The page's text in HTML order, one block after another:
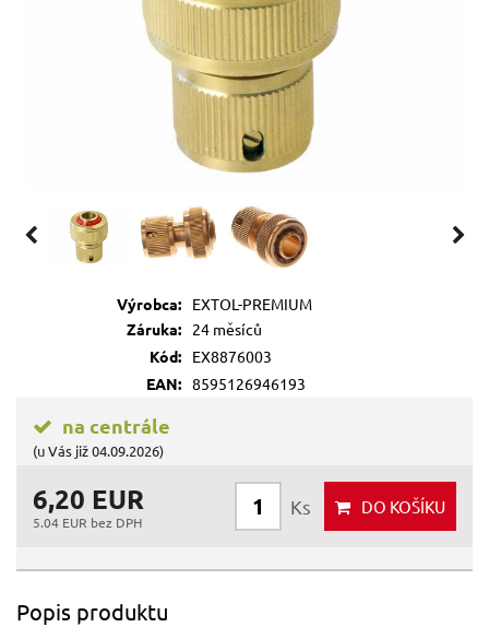
Výrobca:
EXTOL-PREMIUM
Záruka:
24 měsíců
Kód:
EX8876003
EAN: 8595126946193
na centrále
(u Vás již 04.09.2026)
6,20 EUR
5.04 EUR bez DPH
Ks DO KOŠÍKU
Popis produktu